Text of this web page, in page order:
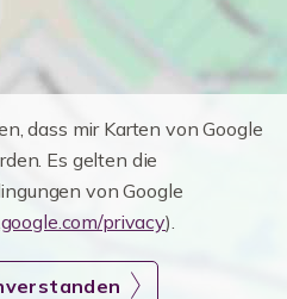
dass mir Karten von Google
Es gelten die
von Google
privacy).